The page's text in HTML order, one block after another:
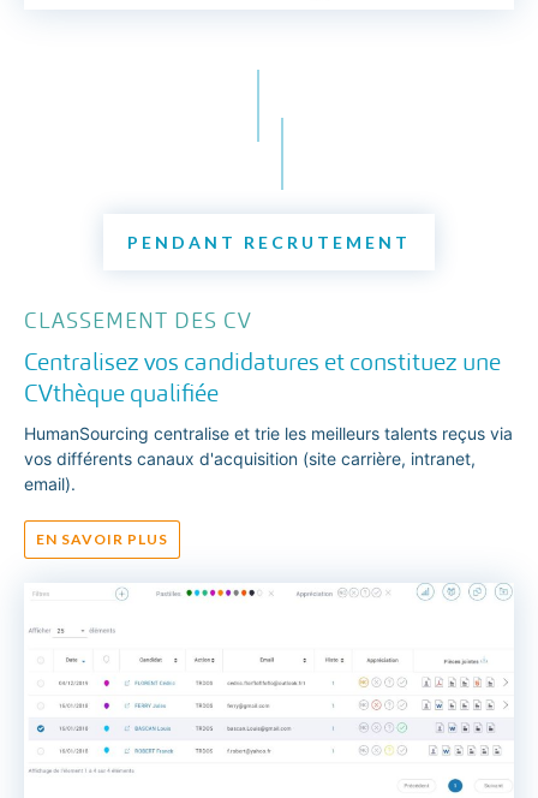
PENDANT RECRUTEMENT
CLASSEMENT DES CV
Centralisez vos candidatures et constituez une
CVthèque qualifiée
HumanSourcing centralise et trie les meilleurs talents reçus via
vos différents canaux d'acquisition (site carrière, intranet,
email).
EN SAVOIR PLUS